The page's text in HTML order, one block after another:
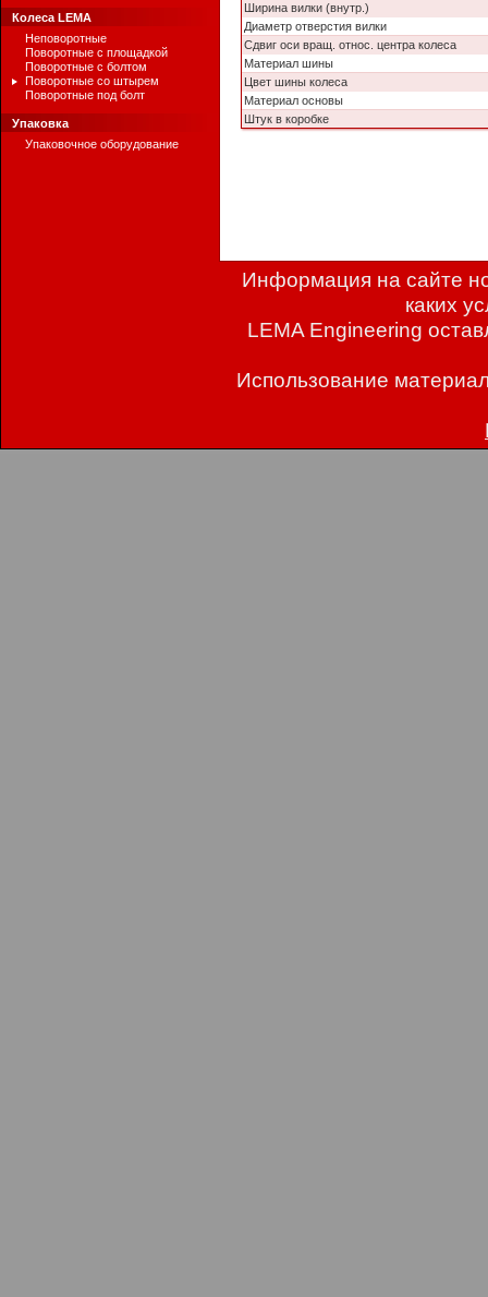
Колеса LEMA
Неповоротные
Поворотные с площадкой
Поворотные с болтом
Поворотные со штырем
Поворотные под болт
Упаковка
Упаковочное оборудование
Ширина вилки (внутр.)
Диаметр отверстия вилки
Сдвиг оси вращ. относ. центра колеса
Материал шины
Цвет шины колеса
Материал основы
Штук в коробке
Информация на сайте
каких
LEMA Engineering
Использование